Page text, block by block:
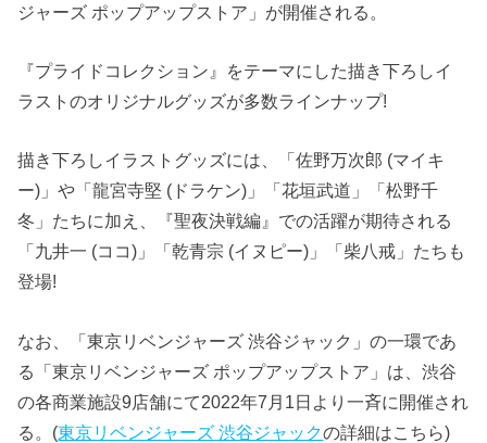
ジャーズ ポップアップストア」が開催される。
『プライドコレクション』をテーマにした描き下ろしイ
ラストのオリジナルグッズが多数ラインナップ!
描き下ろしイラストグッズには、「佐野万次郎 (マイキ
ー)」や「龍宮寺堅 (ドラケン)」「花垣武道」「松野千
冬」たちに加え、『聖夜決戦編』での活躍が期待される
「九井一 (ココ)」「乾青宗 (イヌピー)」「柴八戒」たちも
登場!
なお、「東京リベンジャーズ 渋谷ジャック」の一環であ
る「東京リベンジャーズ ポップアップストア」は、渋谷
の各商業施設9店舗にて2022年7月1日より一斉に開催され
る。(東京リベンジャーズ 渋谷ジャックの詳細はこちら)